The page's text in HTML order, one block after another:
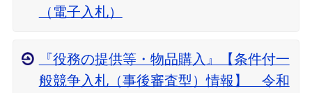
（電子入札）
『役務の提供等・物品購入』【条件付一
般競争入札（事後審査型）情報】 令和